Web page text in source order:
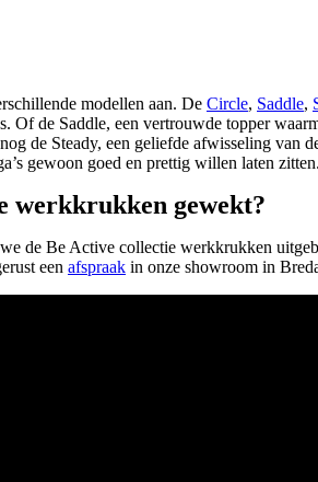
modellen aan. De Circle, Saddle,
de Saddle, een vertrouwde topper
de Steady, een geliefde afwisseling
gewoon goed en prettig willen laten zitten.
werkkrukken gewekt?
de Be Active collectie werkkrukken
een afspraak in onze showroom in